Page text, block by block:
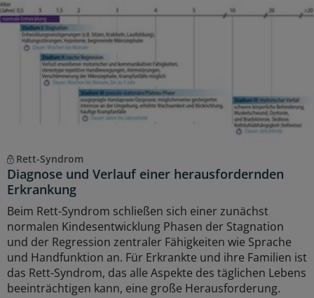
Rett-Syndrom
Diagnose und Verlauf einer herausfordernden
Erkrankung
Beim Rett-Syndrom schließen sich einer zunächst
normalen Kindesentwicklung Phasen der Stagnation
und der Regression zentraler Fähigkeiten wie Sprache
und Handfunktion an. Für Erkrankte und ihre Familien ist
das Rett-Syndrom, das alle Aspekte des täglichen Lebens
beeinträchtigen kann, eine große Herausforderung.